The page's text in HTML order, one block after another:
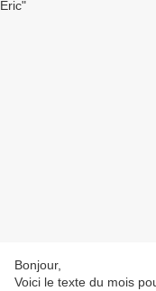
Bonjour,
Voici le texte du mois